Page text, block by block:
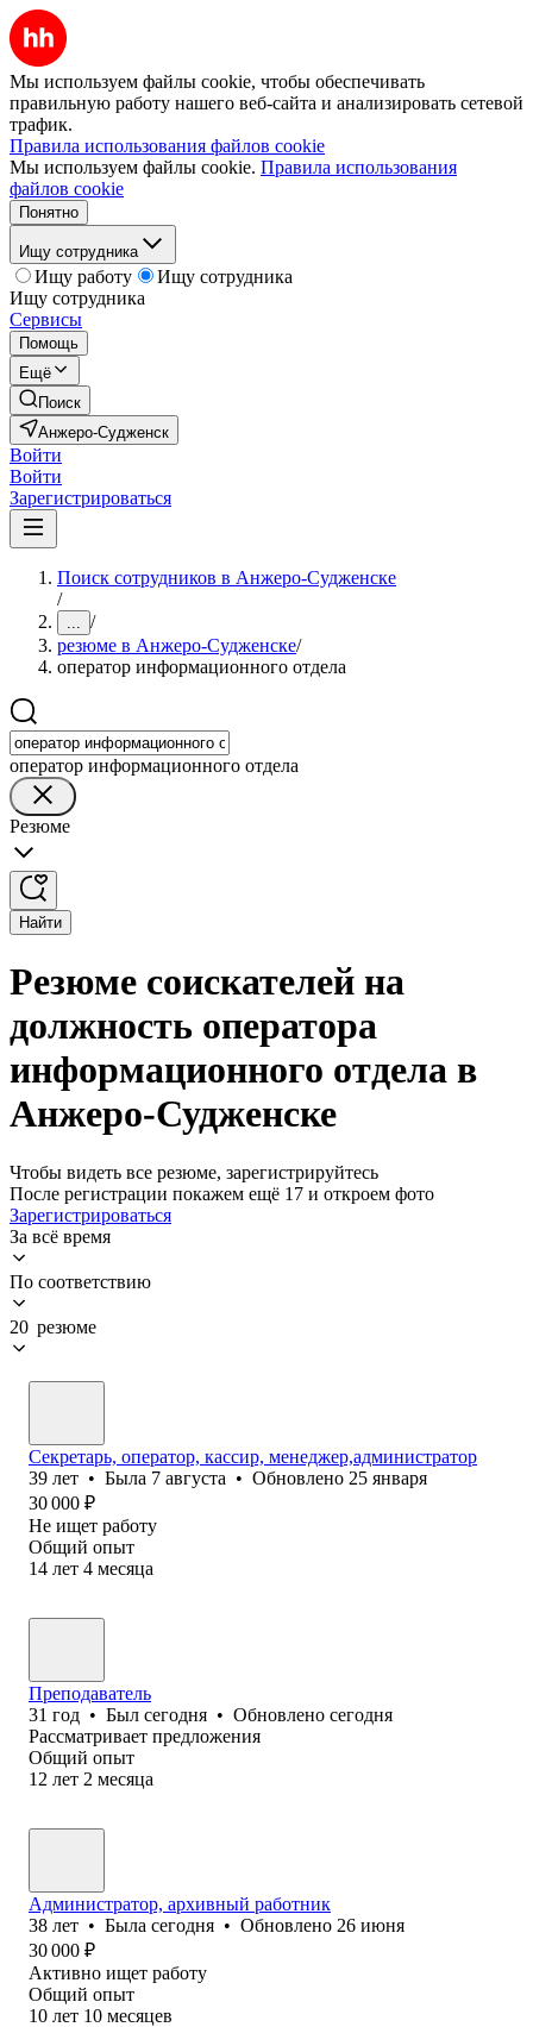
Мы используем файлы cookie, чтобы обеспечивать
правильную работу нашего веб-сайта и анализировать сетевой
трафик.
Правила использования файлов cookie
Мы используем файлы cookie. Правила использования
файлов cookie
Понятно
Ищу сотрудника
Ищу работу
Ищу сотрудника
Ищу сотрудника
Сервисы
Помощь
Ещё
Поиск
Анжеро-Судженск
Войти
Войти
Зарегистрироваться
Поиск сотрудников в Анжеро-Судженске
/
... /
резюме в Анжеро-Судженске/
оператор информационного отдела
оператор информационного отдела
Резюме
Найти
Резюме соискателей на
должность оператора
информационного отдела в
Анжеро-Судженске
Чтобы видеть все резюме, зарегистрируйтесь
После регистрации покажем ещё 17 и откроем фото
Зарегистрироваться
За всё время
По соответствию
20 резюме
Секретарь, оператор, кассир, менеджер,администратор
39 лет • Была 7 августа • Обновлено 25 января
30 000 ₽
Не ищет работу
Общий опыт
14 лет 4 месяца
Преподаватель
31 год • Был сегодня • Обновлено сегодня
Рассматривает предложения
Общий опыт
12 лет 2 месяца
Администратор, архивный работник
38 лет • Была сегодня • Обновлено 26 июня
30 000 ₽
Активно ищет работу
Общий опыт
10 лет 10 месяцев